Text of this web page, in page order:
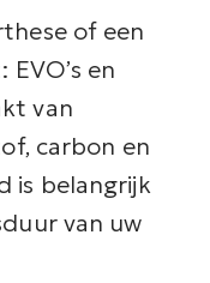
of een
en
van
carbon en
is belangrijk
van uw